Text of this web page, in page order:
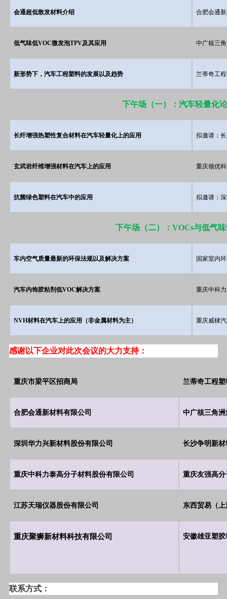
会通超低散发材料介绍 合肥会通
低气味低VOC微发泡TPV及其应用 中广核三
新形势下，汽车工程塑料的发展以及趋势 兰蒂奇工
下午场（一）：汽车轻量化
长纤增强热塑性复合材料在汽车轻量化上的应用 拟邀请：
玄武岩纤维增强材料在汽车上的应用 重庆领优
抗菌绿色塑料在汽车中的应用 拟邀请：
下午场（二）：VOCs与低气
车内空气质量最新的环保法规以及解决方案 国家室内
汽车内饰胶粘剂低VOC解决方案 重庆中科
NVH材料在汽车上的应用（非金属材料为主） 重庆威棣
感谢以下企业对此次会议的大力支持：
重庆市梁平区招商局 兰蒂奇工程
合肥会通新材料有限公司 中广核三角洲
深圳华力兴新材料股份有限公司 长沙争明新
重庆中科力泰高分子材料股份有限公司 重庆友强高
江苏天瑞仪器股份有限公司 东西贸易（
重庆聚狮新材料科技有限公司 安徽雄亚塑
联系方式：